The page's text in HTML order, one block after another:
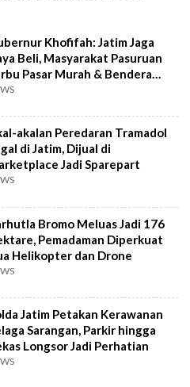
Khofifah: Jatim Jaga
Beli, Masyarakat Pasuruan
Pasar Murah & Bendera
Putih
akalan Peredaran Tramadol
di Jatim, Dijual di
Jadi Sparepart
Bromo Meluas Jadi 176
Pemadaman Diperkuat
Helikopter dan Drone
Jatim Petakan Kerawanan
Sarangan, Parkir hingga
Longsor Jadi Perhatian